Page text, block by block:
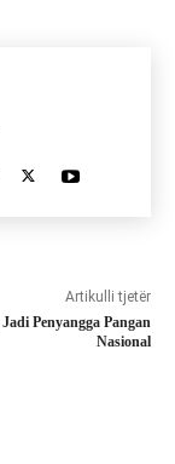
Artikulli tjetër
Penyangga Pangan
Nasional